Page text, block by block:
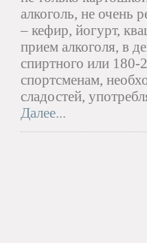
алкоголь, не очень
– кефир, йогурт,
прием алкоголя, в
спиртного или
спортсменам,
сладостей,
Далее...